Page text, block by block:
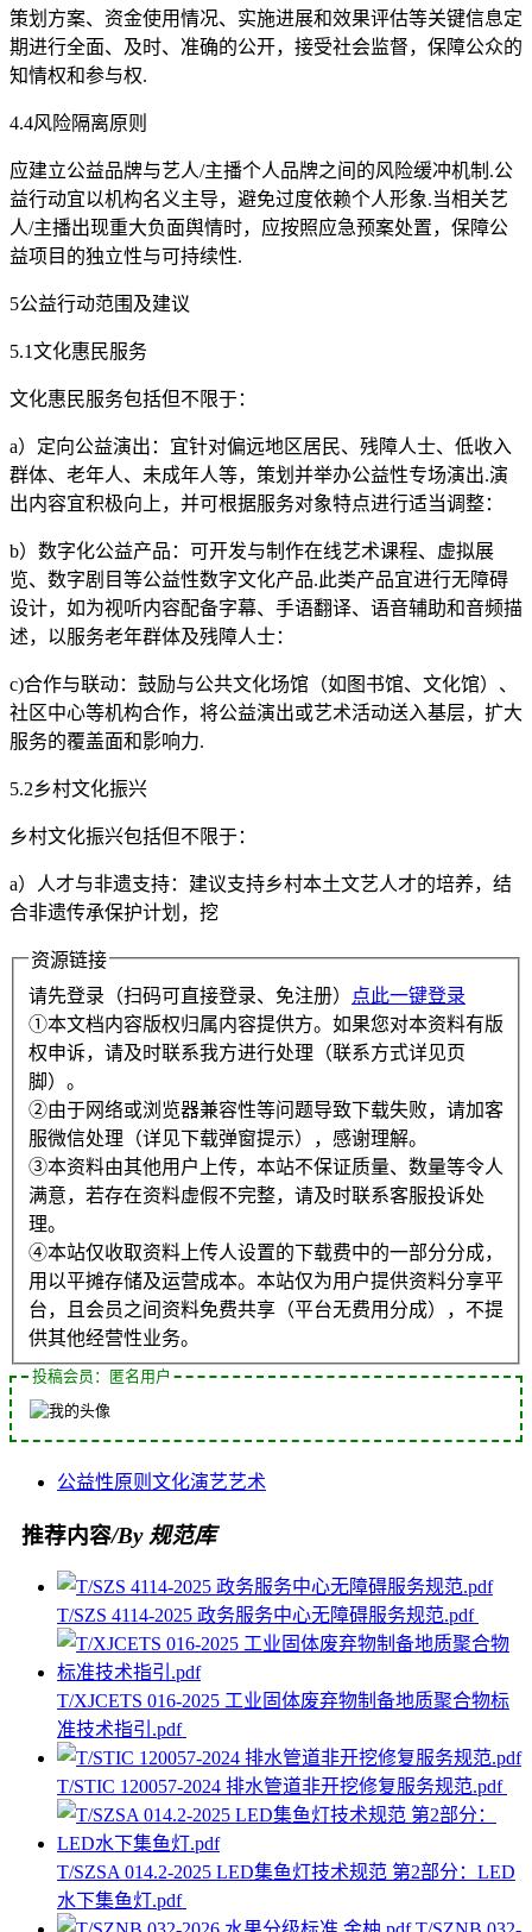
策划方案、资金使用情况、实施进展和效果评估等关键信息定
期进行全面、及时、准确的公开，接受社会监督，保障公众的
知情权和参与权.
4.4风险隔离原则
应建立公益品牌与艺人/主播个人品牌之间的风险缓冲机制.公
益行动宜以机构名义主导，避免过度依赖个人形象.当相关艺
人/主播出现重大负面舆情时，应按照应急预案处置，保障公
益项目的独立性与可持续性.
5公益行动范围及建议
5.1文化惠民服务
文化惠民服务包括但不限于：
a）定向公益演出：宜针对偏远地区居民、残障人士、低收入
群体、老年人、未成年人等，策划并举办公益性专场演出.演
出内容宜积极向上，并可根据服务对象特点进行适当调整：
b）数字化公益产品：可开发与制作在线艺术课程、虚拟展
览、数字剧目等公益性数字文化产品.此类产品宜进行无障碍
设计，如为视听内容配备字幕、手语翻译、语音辅助和音频描
述，以服务老年群体及残障人士：
c)合作与联动：鼓励与公共文化场馆（如图书馆、文化馆）、
社区中心等机构合作，将公益演出或艺术活动送入基层，扩大
服务的覆盖面和影响力.
5.2乡村文化振兴
乡村文化振兴包括但不限于：
a）人才与非遗支持：建议支持乡村本土文艺人才的培养，结
合非遗传承保护计划，挖
资源链接
请先登录（扫码可直接登录、免注册）
点此一键登录
①本文档内容版权归属内容提供方。如果您对本资料有版
权申诉，请及时联系我方进行处理（联系方式详见页
脚）。
②由于网络或浏览器兼容性等问题导致下载失败，请加客
服微信处理（详见下载弹窗提示），感谢理解。
③本资料由其他用户上传，本站不保证质量、数量等令人
满意，若存在资料虚假不完整，请及时联系客服投诉处
理。
④本站仅收取资料上传人设置的下载费中的一部分分成，
用以平摊存储及运营成本。本站仅为用户提供资料分享平
台，且会员之间资料免费共享（平台无费用分成），不提
供其他经营性业务。
投稿会员：匿名用户
公益性原则 文化演艺艺术
推荐内容/By 规范库
T/SZS 4114-2025 政务服务中心无障碍服务规范.pdf
T/XJCETS 016-2025 工业固体废弃物制备地质聚合物标
准技术指引.pdf
T/STIC 120057-2024 排水管道非开挖修复服务规范.pdf
T/SZSA 014.2-2025 LED集鱼灯技术规范 第2部分：LED
水下集鱼灯.pdf